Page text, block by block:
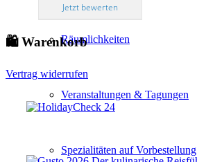
Räumlichkeiten
Veranstaltungen & Tagungen
Spezialitäten auf Vorbestellung
Jetzt bewerten
🛍 Warenkorb
Vertrag widerrufen